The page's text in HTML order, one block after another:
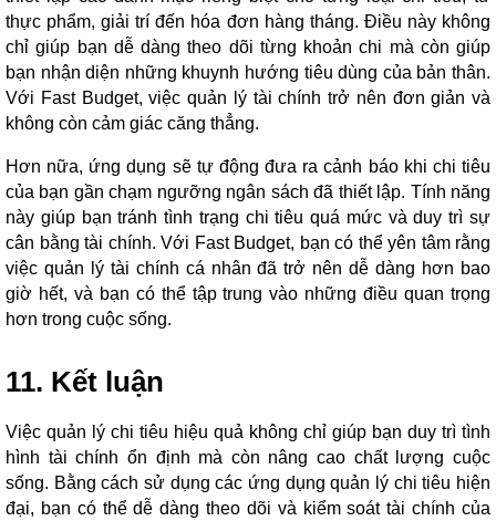
thực phẩm, giải trí đến hóa đơn hàng tháng. Điều này không
chỉ giúp bạn dễ dàng theo dõi từng khoản chi mà còn giúp
bạn nhận diện những khuynh hướng tiêu dùng của bản thân.
Với Fast Budget, việc quản lý tài chính trở nên đơn giản và
không còn cảm giác căng thẳng.
Hơn nữa, ứng dụng sẽ tự động đưa ra cảnh báo khi chi tiêu
của bạn gần chạm ngưỡng ngân sách đã thiết lập. Tính năng
này giúp bạn tránh tình trạng chi tiêu quá mức và duy trì sự
cân bằng tài chính. Với Fast Budget, bạn có thể yên tâm rằng
việc quản lý tài chính cá nhân đã trở nên dễ dàng hơn bao
giờ hết, và bạn có thể tập trung vào những điều quan trọng
hơn trong cuộc sống.
11. Kết luận
Việc quản lý chi tiêu hiệu quả không chỉ giúp bạn duy trì tình
hình tài chính ổn định mà còn nâng cao chất lượng cuộc
sống. Bằng cách sử dụng các ứng dụng quản lý chi tiêu hiện
đại, bạn có thể dễ dàng theo dõi và kiểm soát tài chính của